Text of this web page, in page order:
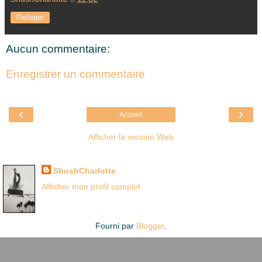
Partager
Aucun commentaire:
Enregistrer un commentaire
‹ ›
Accueil
Afficher la version Web
ShushCharlotte
Afficher mon profil complet
Fourni par Blogger.